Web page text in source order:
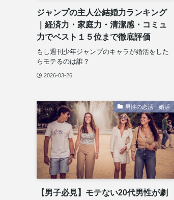
ジャンプの主人公結婚力ランキング
｜経済力・家庭力・清潔感・コミュ
力でベスト１５位まで徹底評価
もし週刊少年ジャンプのキャラが婚活をした
らモテるのは誰？
2026-03-26
男性の恋活・婚活
【男子必見】モテない20代男性が劇